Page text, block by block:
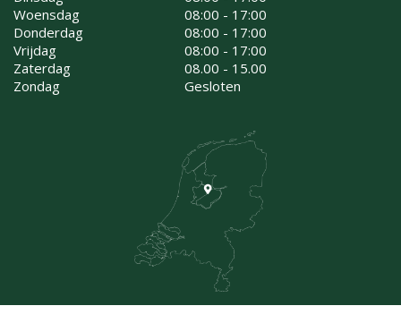
Woensdag
08:00 - 17:00
Donderdag
08:00 - 17:00
Vrijdag
08:00 - 17:00
Zaterdag
08.00 - 15.00
Zondag
Gesloten